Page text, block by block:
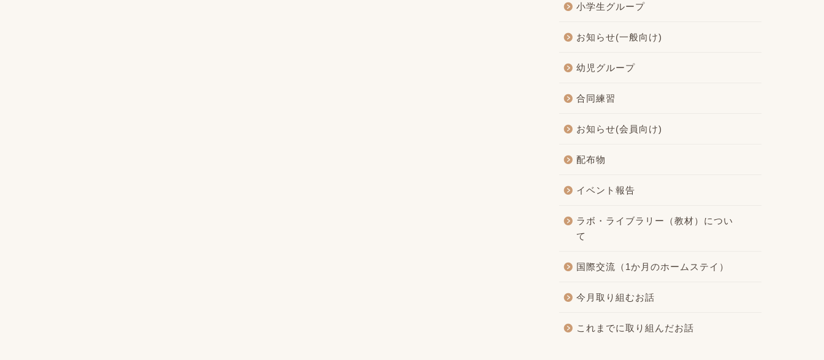
小学生グループ
お知らせ(一般向け)
幼児グループ
合同練習
お知らせ(会員向け)
配布物
イベント報告
ラボ・ライブラリー（教材）につい
て
国際交流（1か月のホームステイ）
今月取り組むお話
これまでに取り組んだお話